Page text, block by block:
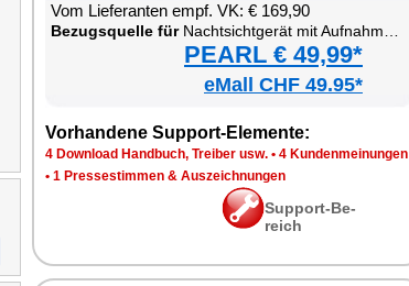
Vom Lie­fe­ran­ten empf. VK: € 169,90
Be­zugs­quel­le fürNacht­sicht­ge­rät mit Auf­nah­me­funk­ti­on
PEARL € 49,99*
eMall CHF 49.95*
Vor­han­de­ne Sup­port-Ele­men­te:
4 Down­load Hand­buch, Trei­ber usw. • 4 Kun­den­mei­nun­gen
• 1 Pres­se­stim­men & Aus­zeich­nun­gen
Sup­port-Be­
reich